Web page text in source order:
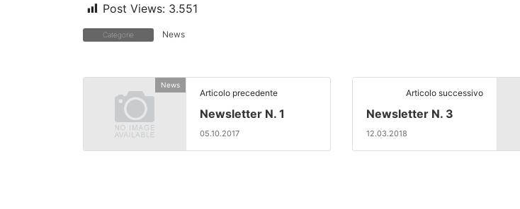
Post Views: 3.551
Categorie News
News
Articolo precedente
Newsletter N. 1
05.10.2017
Articolo successivo
Newsletter N. 3
12.03.2018